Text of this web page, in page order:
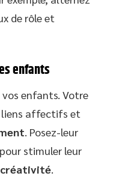
de rôle et
enfants
enfants. Votre
liens affectifs et
. Posez-leur
stimuler leur
créativité.